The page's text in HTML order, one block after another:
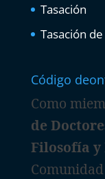
Tasación
Tasación
Código
Como
de
Filosofía y